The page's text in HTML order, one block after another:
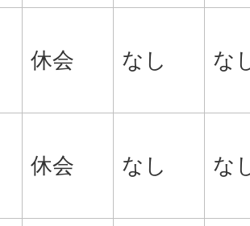
休会 なし な
休会 なし な